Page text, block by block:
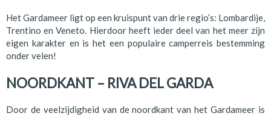
Het Gardameer ligt op een kruispunt van drie regio’s: Lombardije,
Trentino en Veneto. Hierdoor heeft ieder deel van het meer zijn
eigen karakter en is het een populaire camperreis bestemming
onder velen!
NOORDKANT – RIVA DEL GARDA
Door de veelzijdigheid van de noordkant van het Gardameer is